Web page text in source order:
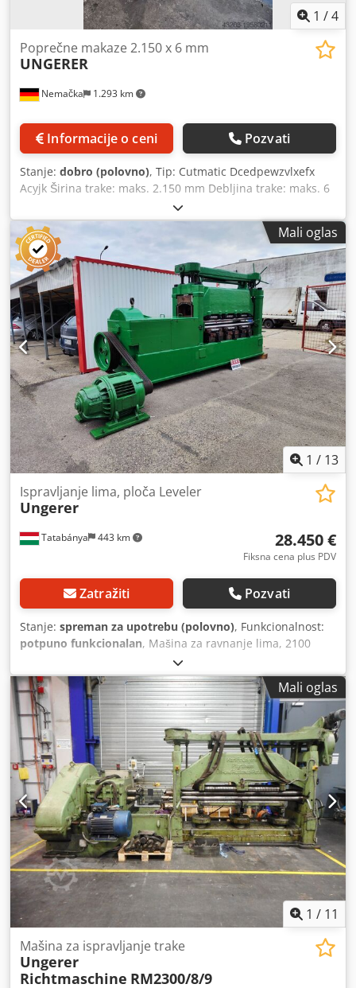
1 /4
Nemačka 1.293 km
Poprečne makaze 2.150 x 6 mm
UNGERER
Informacije o ceni Pozvati
Stanje: dobro (polovno), Tip: Cutmatic Dcedpewzvlxefx
Acyjk Širina trake: maks. 2.150 mm Debljina trake: maks. 6
Mali oglas
1 / 13
Tatabánya 443 km
Ispravljanje lima, ploča Leveler
Ungerer
28.450 €
Fiksna cena plus PDV
Zatražiti Pozvati
Stanje: spreman za upotrebu (polovno), Funkcionalnost:
potpuno funkcionalan, Mašina za ravnanje lima, 2100
mm, Ispravljanje lima, Mašina za izravnavanje ploča 2100
mm Polovni mašina Maksimalna širina lista: 2100 mm
(2100k8 mm,) Maksimalna debljina lima: 10 mm (1500k10
mm,) Dcsdpfx Aov Tpv Nocyok Broj rolni: 11 kom Prečnik
rolne: 95 mm Elektromotor: Podesiva brzina i smer
Električni podaci: 400 V, 50 Hz, 36 A, 22.5 kV Uključuje
valjkasti transporter.
Mali oglas
1 / 11
Mašina za ispravljanje trake
Ungerer
Richtmaschine RM2300/8/9